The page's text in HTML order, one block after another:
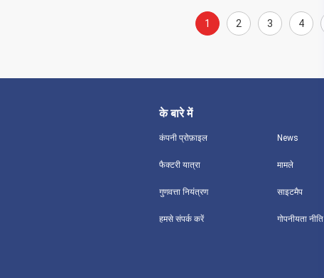
1 2 3 4
के बारे में
कंपनी प्रोफ़ाइल
फैक्टरी यात्रा
गुणवत्ता नियंत्रण
हमसे संपर्क करें
News
मामले
साइटमैप
गोपनीयता नीति